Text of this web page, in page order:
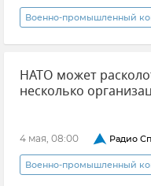
Военно-промышленный
"Сармат" Ядерное
Ядерное сдерживание
НАТО может
несколько
4 мая, 08:00 Радио
Военно-промышленный